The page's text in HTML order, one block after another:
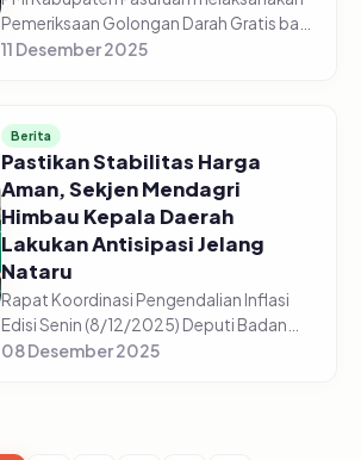
Pemeriksaan Golongan Darah Gratis bagi
5.225 pelajar di 44 sekolah yang tersebar
11 Desember 2025
Berita
Pastikan Stabilitas Harga
Aman, Sekjen Mendagri
Himbau Kepala Daerah
Lakukan Antisipasi Jelang
Nataru
Rapat Koordinasi Pengendalian Inflasi
Edisi Senin (8/12/2025) Deputi Badan
Pusat Statistik, Pudji Ismartini
08 Desember 2025